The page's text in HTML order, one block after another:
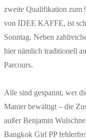
zweite Qualifikation zum
von IDEE KAFFE, ist
Sonntag. Neben
hier nämlich traditionell
Parcours.
Alle sind gespannt, wer
Manier bewältigt – die
außer Benjamin
Bangkok Girl PP